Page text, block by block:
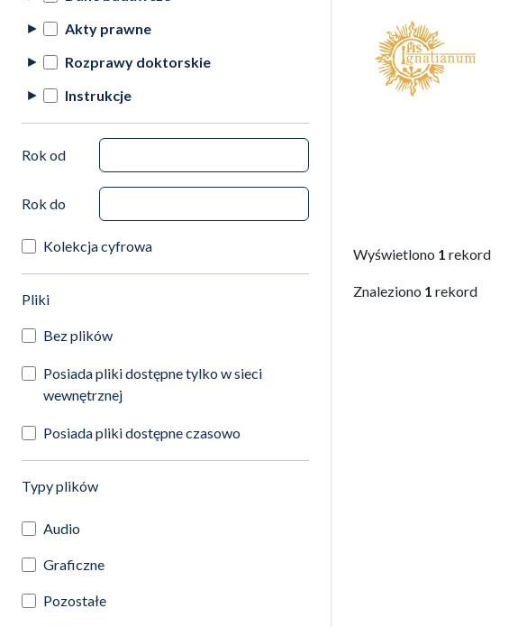
Akty prawne
Rozprawy doktorskie
Instrukcje
Rok od
Rok do
Kolekcja cyfrowa
Pliki(automatyczne przeładowanie treści)
Bez plików
Posiada pliki dostępne tylko w sieci
wewnętrznej
Posiada pliki dostępne czasowo
Typy plików(automatyczne przeładowanie treści)
Audio
Graficzne
Pozostałe
Wyświetlono 1 rekord
Znaleziono 1 rekord